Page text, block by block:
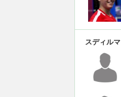
スディル